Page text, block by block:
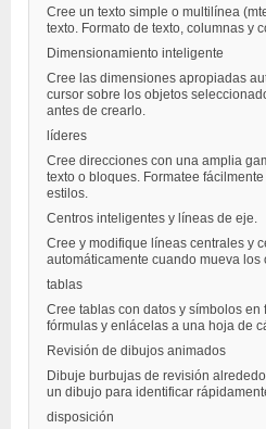
Cree un texto simple o multilínea
texto. Formato de texto, columnas y
Dimensionamiento inteligente
Cree las dimensiones apropiadas
cursor sobre los objetos
antes de crearlo.
líderes
Cree direcciones con una amplia
texto o bloques. Formatee
estilos.
Centros inteligentes y líneas de eje.
Cree y modifique líneas centrales y
automáticamente cuando mueva los
tablas
Cree tablas con datos y símbolos en
fórmulas y enlácelas a una hoja de
Revisión de dibujos animados
Dibuje burbujas de revisión
un dibujo para identificar
disposición